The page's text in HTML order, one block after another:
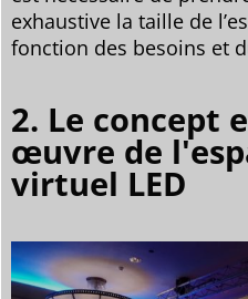
exhaustive la taille de
fonction des besoins et
2. Le concept
œuvre de
virtuel LED